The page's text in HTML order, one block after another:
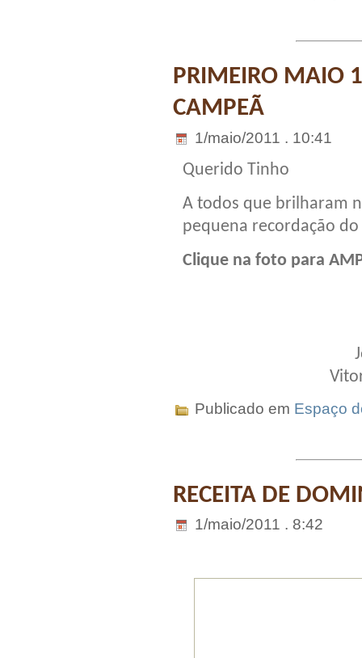
PRIMEIRO MAIO
CAMPEÃ
1/maio/2011 . 10:41
Querido Tinho
A todos que brilharam
pequena recordação
Clique na foto para
Publicado em Espaço
RECEITA DE
1/maio/2011 . 8:42